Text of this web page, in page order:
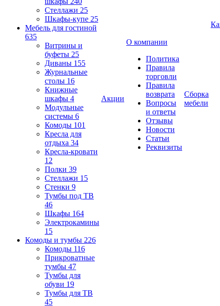
Стеллажи 25
Шкафы-купе 25
Мебель для гостиной
635
Витрины и
буфеты 25
Диваны 155
Журнальные
столы 16
Книжные
шкафы 4
Модульные
системы 6
Комоды 101
Кресла для
отдыха 34
Кресла-кровати
12
Полки 39
Стеллажи 15
Стенки 9
Тумбы под ТВ
46
Шкафы 164
Электрокамины
15
Комоды и тумбы 226
Комоды 116
Прикроватные
тумбы 47
Тумбы для
обуви 19
Тумбы для ТВ
45
Акции
О компании
Политика
Правила
торговли
Правила
возврата
Вопросы
и ответы
Отзывы
Новости
Статьи
Реквизиты
Сборка
мебели